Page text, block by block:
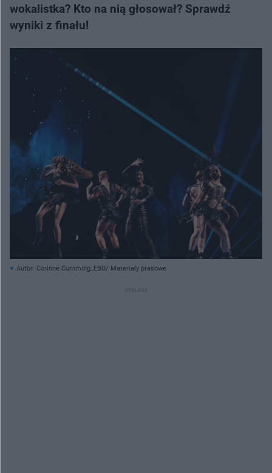
wokalistka? Kto na nią głosował? Sprawdź
wyniki z finału!
Autor: Corinne Cumming_EBU/ Materiały prasowe